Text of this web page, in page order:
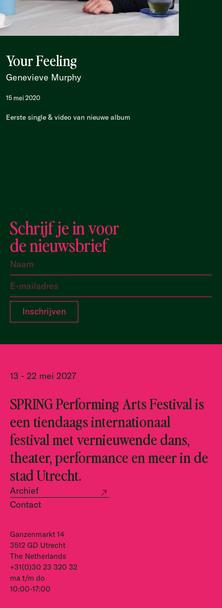
Your Feeling
Genevieve Murphy
15 mei 2020
Eerste single & video van nieuwe album
Schrijf je in voor
de nieuwsbrief
13 - 22 mei 2027
SPRING Performing Arts Festival is
een tiendaags internationaal
festival met vernieuwende dans,
theater, performance en meer in de
stad Utrecht.
Archief
Contact
Ganzenmarkt 14
3512 GD Utrecht
The Netherlands
+31(0)30 23 320 32
ma t/m do
10:00-17:00